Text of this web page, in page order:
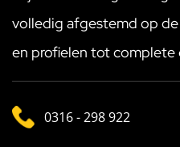
volledig afgestemd op
en profielen tot complete
0316 - 298 922